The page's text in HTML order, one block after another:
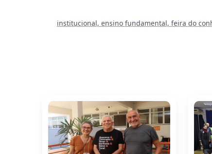
institucional, ensino fundamental, feira do